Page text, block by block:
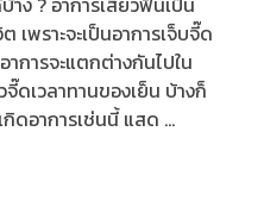
เพราะจะเป็นอาการเจ็บจี๊ด
การจะแตกต่างกันไปใน
ดเวลาทานของเย็น บ้างก็
ดอาการเช่นนี้ แสด ...